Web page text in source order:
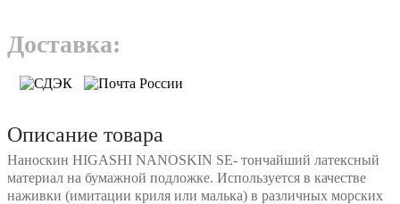
Доставка:
Описание товара
Наноскин HIGASHI NANOSKIN SE- тончайший латексный
материал на бумажной подложке. Используется в качестве
наживки (имитации криля или малька) в различных морских